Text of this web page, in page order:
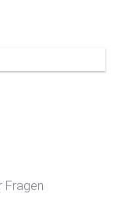
Fragen